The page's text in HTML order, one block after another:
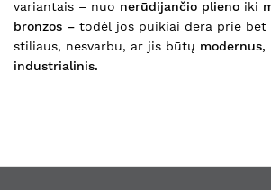
variantais – nuo nerūdijančio plieno iki
bronzos – todėl jos puikiai dera prie
stiliaus, nesvarbu, ar jis būtų modernus,
industrialinis.